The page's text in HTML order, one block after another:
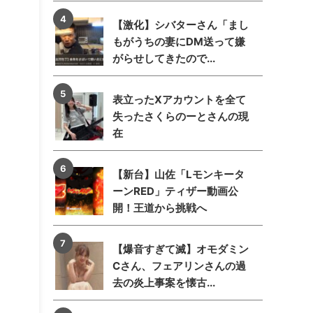
【激化】シバターさん「まし
もがうちの妻にDM送って嫌
がらせしてきたので...
表立ったXアカウントを全て
失ったさくらのーとさんの現
在
【新台】山佐「Lモンキータ
ーンRED」ティザー動画公
開！王道から挑戦へ
【爆音すぎて滅】オモダミン
Cさん、フェアリンさんの過
去の炎上事案を懐古...